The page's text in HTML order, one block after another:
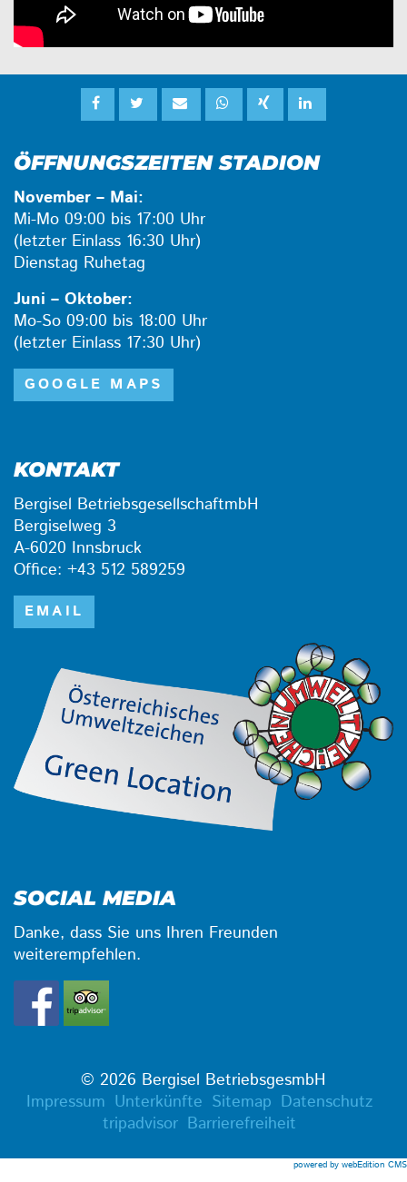
ÖFFNUNGSZEITEN STADION
November – Mai:
Mi-Mo 09:00 bis 17:00 Uhr
(letzter Einlass 16:30 Uhr)
Dienstag Ruhetag
Juni – Oktober:
Mo-So 09:00 bis 18:00 Uhr
(letzter Einlass 17:30 Uhr)
GOOGLE MAPS
KONTAKT
Bergisel BetriebsgesellschaftmbH
Bergiselweg 3
A-6020 Innsbruck
Office: +43 512 589259
EMAIL
SOCIAL MEDIA
Danke, dass Sie uns Ihren Freunden
weiterempfehlen.
© 2026 Bergisel BetriebsgesmbH
Impressum Unterkünfte Sitemap Datenschutz
tripadvisor Barrierefreiheit
powered by webEdition CMS